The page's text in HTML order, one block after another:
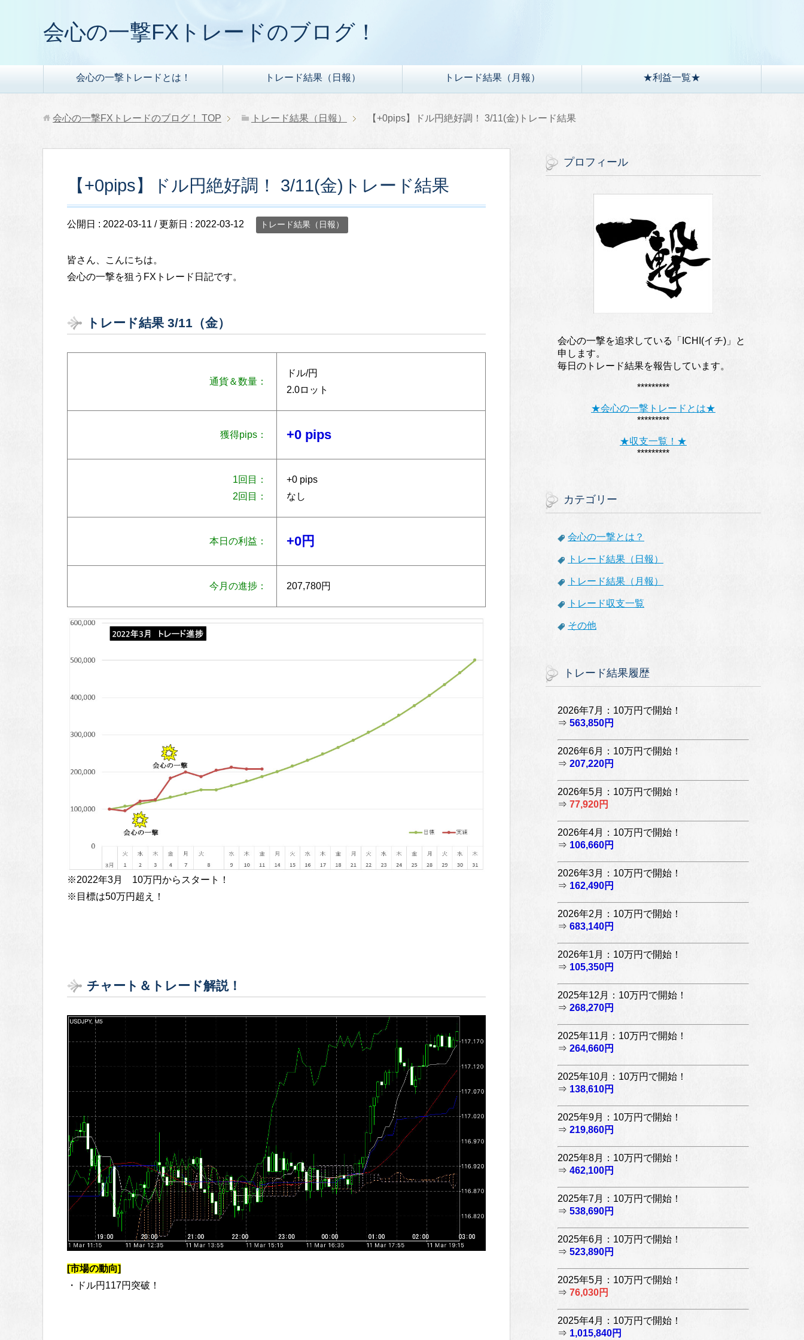
会心の一撃FXトレードのブログ！
会心の一撃トレードとは！ トレード結果（日報） トレード結果（月報） ★利益一覧★
会心の一撃FXトレードのブログ！ TOP トレード結果（日報） 【+0pips】ドル円絶好調！ 3/11(金)トレード結果
【+0pips】ドル円絶好調！ 3/11(金)トレード結果
公開日 : 2022-03-11 / 更新日 : 2022-03-12 トレード結果（日報）
皆さん、こんにちは。
会心の一撃を狙うFXトレード日記です。
トレード結果 3/11（金）
通貨＆数量：
ドル/円
2.0ロット
獲得pips： +0 pips
1回目：
2回目：
+0 pips
なし
本日の利益： +0円
今月の進捗： 207,780円
※2022年3月 10万円からスタート！
※目標は50万円超え！
チャート＆トレード解説！
[市場の動向]
・ドル円117円突破！
プロフィール
会心の一撃を追求している「ICHI(イチ)」と
申します。
毎日のトレード結果を報告しています。
*********
★会心の一撃トレードとは★
*********
★収支一覧！★
*********
カテゴリー
会心の一撃とは？
トレード結果（日報）
トレード結果（月報）
トレード収支一覧
その他
トレード結果履歴
2026年7月：10万円で開始！
⇒ 563,850円
2026年6月：10万円で開始！
⇒ 207,220円
2026年5月：10万円で開始！
⇒ 77,920円
2026年4月：10万円で開始！
⇒ 106,660円
2026年3月：10万円で開始！
⇒ 162,490円
2026年2月：10万円で開始！
⇒ 683,140円
2026年1月：10万円で開始！
⇒ 105,350円
2025年12月：10万円で開始！
⇒ 268,270円
2025年11月：10万円で開始！
⇒ 264,660円
2025年10月：10万円で開始！
⇒ 138,610円
2025年9月：10万円で開始！
⇒ 219,860円
2025年8月：10万円で開始！
⇒ 462,100円
2025年7月：10万円で開始！
⇒ 538,690円
2025年6月：10万円で開始！
⇒ 523,890円
2025年5月：10万円で開始！
⇒ 76,030円
2025年4月：10万円で開始！
⇒ 1,015,840円